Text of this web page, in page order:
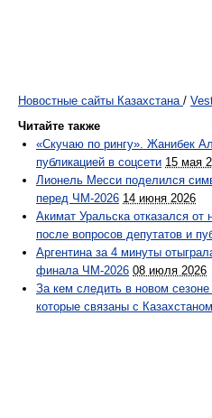
Новостные сайты Казахстана /
Читайте также
«Скучаю по рингу». Жанибек
публикацией в соцсети 15 мая
Лионель Месси поделился
перед ЧМ-2026 14 июня 2026
Акимат Уральска отказался
после вопросов депутатов и
Аргентина за 4 минуты
финала ЧМ-2026 08 июля 2026
За кем следить в новом
которые связаны с